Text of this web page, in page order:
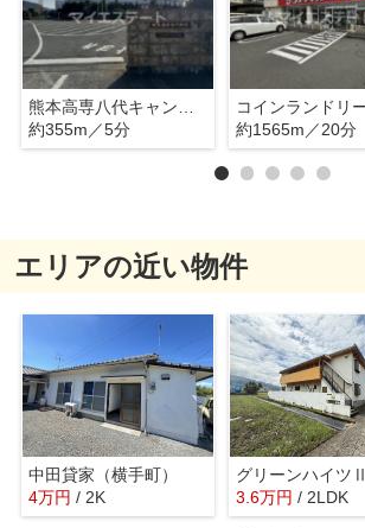
約355m／5分
約1565m／20分
エリアの近い物件
中田貸家（横手町）
4万円 / 2K
グリーンハイツⅡ
3.6万円 / 2LDK